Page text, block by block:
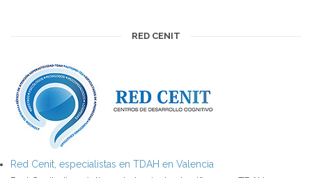
RED CENIT
Red Cenit, especialistas en TDAH en Valencia